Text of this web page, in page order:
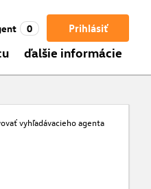
Prihlásiť
0
ďalšie informácie
vyhľadávacieho agenta